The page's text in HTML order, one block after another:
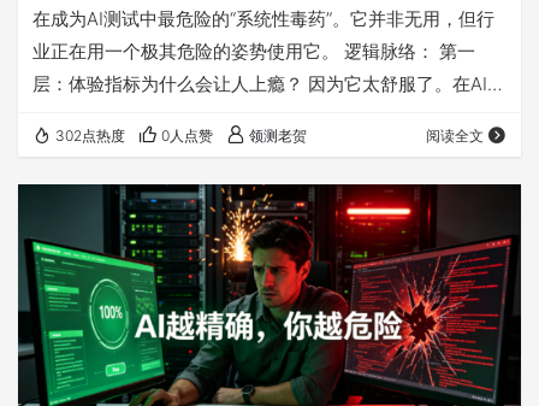
在成为AI测试中最危险的“系统性毒药”。它并非无用，但行
业正在用一个极其危险的姿势使用它。 逻辑脉络： 第一
层：体验指标为什么会让人上瘾？ 因为它太舒服了。在AI这
一种“顺势而为”。但这种“舒服”是有代价的——体验指标只
看结果、不看路径。用户点“满意”的背后，模型可能正在用3
倍的算力、充满幻觉的推理链路去“作弊”达成目标。 第二
层：这种依赖正在导致什么后果？ GitLab全球宕机8小时的
案例说明：体验指标天然回…
302点热度 0人点赞 领测老贺 阅读全文